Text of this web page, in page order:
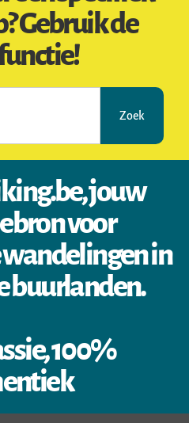
Gebruik de
Zoek
jouw
voor
in
buurlanden.
100%